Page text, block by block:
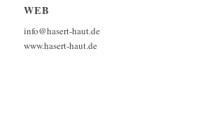
WEB
info@hasert-haut.de
www.hasert-haut.de